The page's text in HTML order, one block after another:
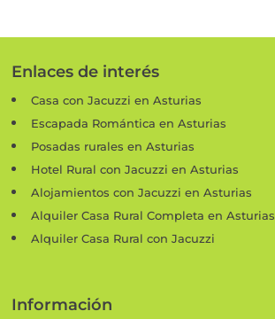
Enlaces de interés
Casa con Jacuzzi en Asturias
Escapada Romántica en Asturias
Posadas rurales en Asturias
Hotel Rural con Jacuzzi en Asturias
Alojamientos con Jacuzzi en Asturias
Alquiler Casa Rural Completa en Asturias
Alquiler Casa Rural con Jacuzzi
Información